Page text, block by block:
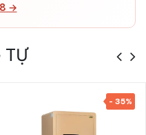
→
TỰ
- 35%